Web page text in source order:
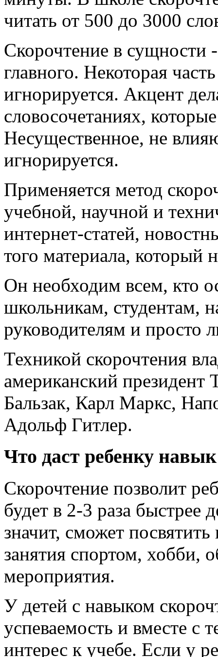
читать от 500 до 3000
Скорочтение в сущности
главного. Некоторая
игнорируется. Акцент
словосочетаниях,
Несущественное, не
игнорируется.
Применяется метод
учебной, научной и
интернет-статей,
того материала, который
Он необходим всем, кто
школьникам, студентам,
руководителям и просто
Техникой скорочтения
американский президент
Бальзак, Карл Маркс,
Адольф Гитлер.
Что даст ребенку
Скорочтение позволит
будет в 2-3 раза быстрее
значит, сможет
занятия спортом, хобби,
мероприятия.
У детей с навыком
успеваемость и вместе с
интерес к учебе. Если у